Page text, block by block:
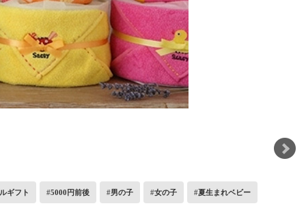
ギフト 5000円前後 男の子 女の子 夏生まれベビー